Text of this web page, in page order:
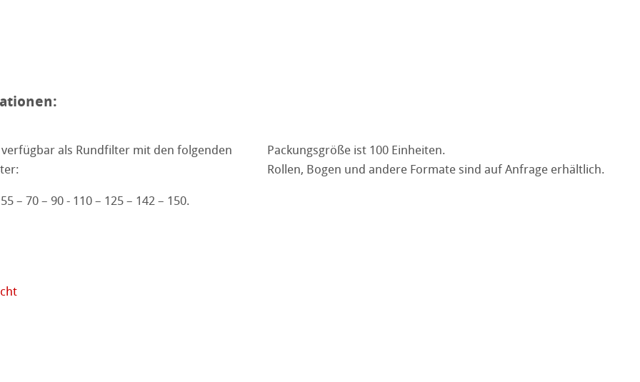
als Rundfilter mit den folgenden
– 70 – 90 - 110 – 125 – 142 – 150.
Packungsgröße ist 100 Einheiten.
Rollen, Bogen und andere Formate sind auf Anfrage erhältlich.